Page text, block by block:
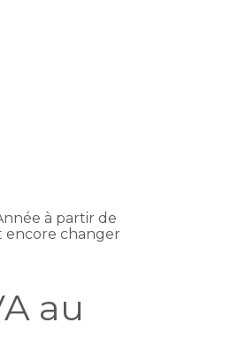
à partir de
encore changer
au